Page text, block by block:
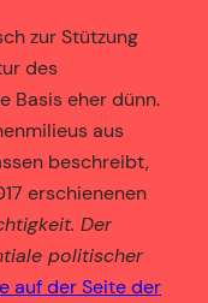
zur Stützung
des
Basis eher dünn.
aus
beschreibt,
erschienenen
Der
politischer
auf der Seite der